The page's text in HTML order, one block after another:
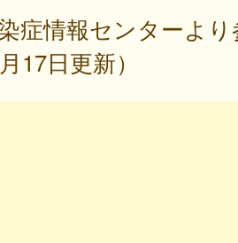
染症情報センターよ
17日更新）